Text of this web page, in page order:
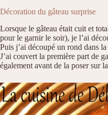
Décoration du gâteau surprise
Lorsque le gâteau était cuit et
pour le garnir le soir), je l’ai
Puis j’ai découpé un rond dans
J’ai couvert la première part de
également avant de la poser sur